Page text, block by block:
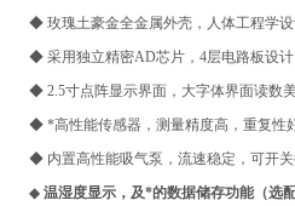
◆ 玫瑰土豪金全金属外壳，人体工程学
◆ 采用独立精密AD芯片，4层电路板设计
◆ 2.5寸点阵显示界面，大字体界面读数
◆ *高性能传感器，测量精度高，重复性
◆ 内置高性能吸气泵，流速稳定，可开关
◆温湿度显示，及*的数据储存功能（选